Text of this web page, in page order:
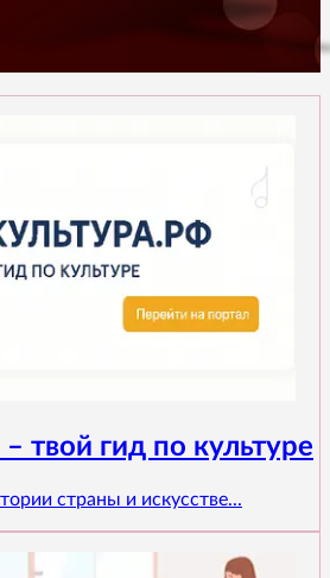
твой гид по культуре
страны и искусстве...